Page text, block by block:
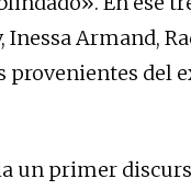
Armand,
provenientes del
un primer